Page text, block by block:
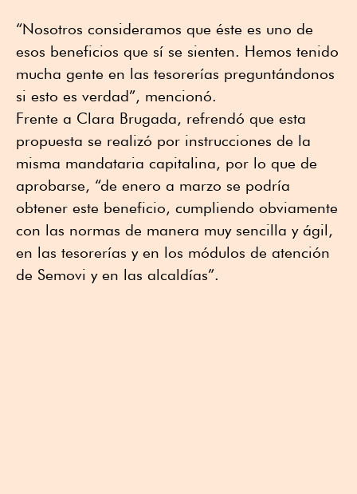
“Nosotros consideramos que éste es uno de
esos beneficios que sí se sienten. Hemos tenido
mucha gente en las tesorerías preguntándonos
si esto es verdad”, mencionó.
Frente a Clara Brugada, refrendó que esta
propuesta se realizó por instrucciones de la
misma mandataria capitalina, por lo que de
aprobarse, “de enero a marzo se podría
obtener este beneficio, cumpliendo obviamente
con las normas de manera muy sencilla y ágil,
en las tesorerías y en los módulos de atención
de Semovi y en las alcaldías”.